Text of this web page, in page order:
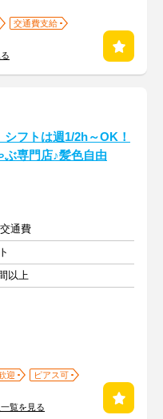
交通費支給
シフトは週1/2h～OK！
ぶ専門店♪髪色自由
通費
以上
迎
ピアス可
覧を見る